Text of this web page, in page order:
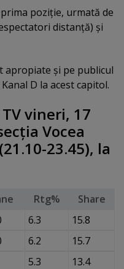
poziţie, urmată de
distanţă) şi
apropiate şi pe publicul
D la acest capitol.
vineri, 17
Vocea
23.45), la
Rtg%
Share
6.3
15.8
6.2
15.7
5.3
13.4